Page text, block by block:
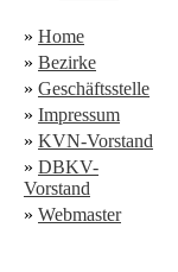
» Home
» Bezirke
» Geschäftsstelle
» Impressum
» KVN-Vorstand
» DBKV-
Vorstand
» Webmaster